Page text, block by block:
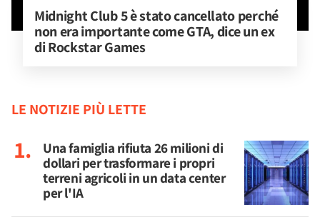
Midnight Club 5 è stato cancellato perché
non era importante come GTA, dice un ex
di Rockstar Games
LE NOTIZIE PIÙ LETTE
Una famiglia rifiuta 26 milioni di
dollari per trasformare i propri
terreni agricoli in un data center
per l'IA